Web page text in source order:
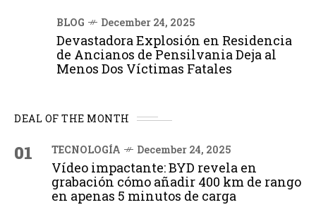
BLOG December 24, 2025
Devastadora Explosión en Residencia
de Ancianos de Pensilvania Deja al
Menos Dos Víctimas Fatales
DEAL OF THE MONTH
01 TECNOLOGÍA December 24, 2025
Vídeo impactante: BYD revela en
grabación cómo añadir 400 km de rango
en apenas 5 minutos de carga